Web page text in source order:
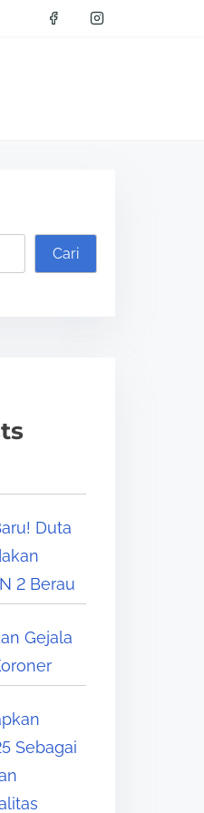
Cari
Duta
2 Berau
Gejala
Sebagai